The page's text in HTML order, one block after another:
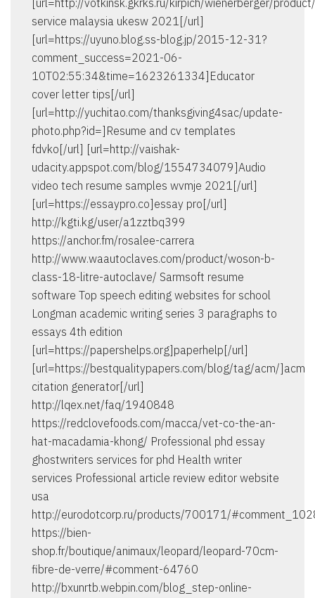
[url=http://votkinsk.gkrks.ru/kirpich/wienerberger/
service malaysia ukesw 2021[/url]
[url=https://uyuno.blog.ss-blog.jp/2015-12-31?
comment_success=2021-06-
10T02:55:34&time=1623261334]Educator
cover letter tips[/url]
[url=http://yuchitao.com/thanksgiving4sac/update-
photo.php?id=]Resume and cv templates
fdvko[/url] [url=http://vaishak-
udacity.appspot.com/blog/1554734079]Audio
video tech resume samples wvmje 2021[/url]
[url=https://essaypro.co]essay pro[/url]
http://kgti.kg/user/a1zztbq399
https://anchor.fm/rosalee-carrera
http://www.waautoclaves.com/product/woson-b-
class-18-litre-autoclave/ Sarmsoft resume
software Top speech editing websites for school
Longman academic writing series 3 paragraphs to
essays 4th edition
[url=https://papershelps.org]paperhelp[/url]
[url=https://bestqualitypapers.com/blog/tag/acm/]acm
citation generator[/url]
http://lqex.net/faq/1940848
https://redclovefoods.com/macca/vet-co-the-an-
hat-macadamia-khong/ Professional phd essay
ghostwriters services for phd Health writer
services Professional article review editor website
usa
http://eurodotcorp.ru/products/700171/
https://bien-
shop.fr/boutique/animaux/leopard/leopard-70cm-
fibre-de-verre/#comment-64760
http://bxunrtb.webpin.com/blog_step-online-